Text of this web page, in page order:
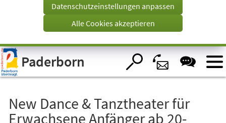
Visuelle
Assistenzsoftware
öffnen.
Tab)
Datenschutzeinstellungen anpassen
Alle Cookies akzeptieren
Paderborn
New Dance & Tanztheater für
Erwachsene Anfänger ab 20-